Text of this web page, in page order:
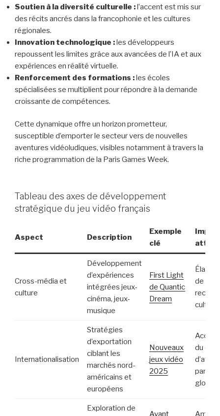
Soutien à la diversité culturelle :l’accent est mis sur
des récits ancrés dans la francophonie et les cultures
régionales.
Innovation technologique :les développeurs
repoussent les limites grâce aux avancées de l’IA et aux
expériences en réalité virtuelle.
Renforcement des formations :les écoles
spécialisées se multiplient pour répondre à la demande
croissante de compétences.
Cette dynamique offre un horizon prometteur,
susceptible d’emporter le secteur vers de nouvelles
aventures vidéoludiques, visibles notamment à travers la
riche programmation de la Paris Games Week.
Tableau des axes de développement
stratégique du jeu vidéo français
Aspect Description
Exemple
clé
Cross-média et
culture
Développement
d’expériences
intégrées jeux-
cinéma, jeux-
musique
First Light
de Quantic
Dream
de
Internationalisation
Stratégies
d’exportation
ciblant les
marchés nord-
américains et
européens
Nouveaux
jeux vidéo
2025
du
Exploration de
Avant